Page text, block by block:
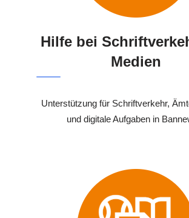
Hilfe bei
Medien
Unterstützung für Schriftverkehr,
und digitale Aufgaben in